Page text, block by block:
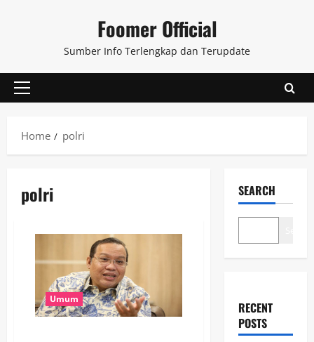
Foomer Official
Sumber Info Terlengkap dan Terupdate
Primary
Home
polri
polri
Umum
SEARCH
RECENT
POSTS